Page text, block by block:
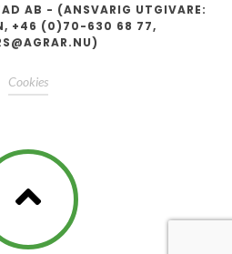
AB - (ANSVARIG UTGIVARE:
+46 (0)70-630 68 77,
Cookies